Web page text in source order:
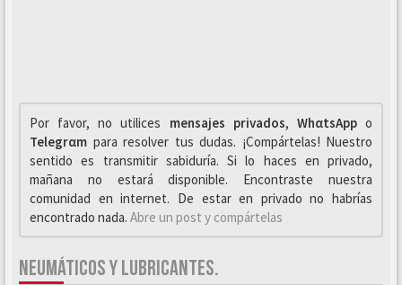
Por favor, no utilices mensajes privados, WhαtsAppo
Telegrαm para resolver tus dudas. ¡Compártelas! Nuestro
sentido es transmitir sabiduría. Si lo haces en privado,
mañana no estará disponible. Encontraste nuestra
comunidad en internet. De estar en privado no habrías
encontrado nada. Abre un post y compártelas
NEUMÁTICOS Y LUBRICANTES.